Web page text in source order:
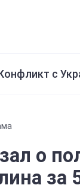
с
о
за